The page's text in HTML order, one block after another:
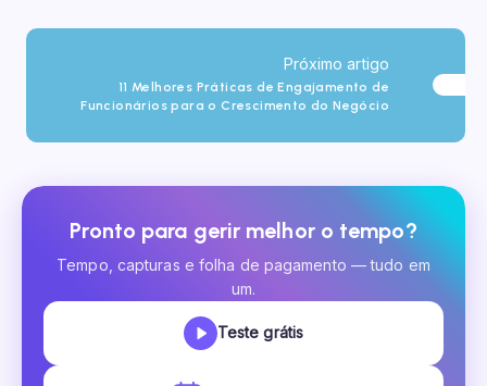
Próximo artigo
11 Melhores Práticas de Engajamento de
Funcionários para o Crescimento do Negócio
Pronto para gerir melhor o tempo?
Tempo, capturas e folha de pagamento — tudo em
um.
Teste grátis